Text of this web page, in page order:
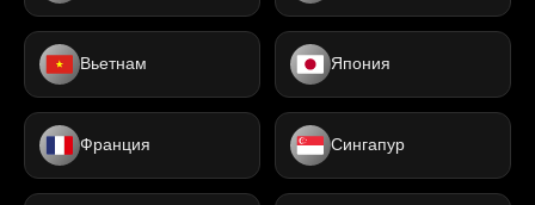
Вьетнам Япония
Франция Сингапур